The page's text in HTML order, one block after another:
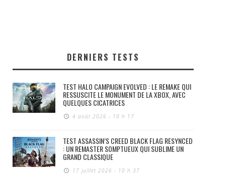
DERNIERS TESTS
TEST HALO CAMPAIGN EVOLVED : LE REMAKE QUI
RESSUSCITE LE MONUMENT DE LA XBOX, AVEC
QUELQUES CICATRICES
4 août 2026 - 10 h 17
TEST ASSASSIN’S CREED BLACK FLAG RESYNCED
: UN REMASTER SOMPTUEUX QUI SUBLIME UN
GRAND CLASSIQUE
17 juillet 2026 - 10 h 37